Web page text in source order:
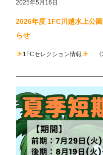
2025年5月16日
2026年度 1FC川越水上公
らせ
1FCセレクション情報 《